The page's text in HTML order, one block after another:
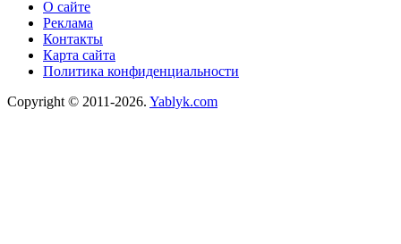
О сайте
Реклама
Контакты
Карта сайта
Политика конфиденциальности
Copyright © 2011-2026. Yablyk.сom